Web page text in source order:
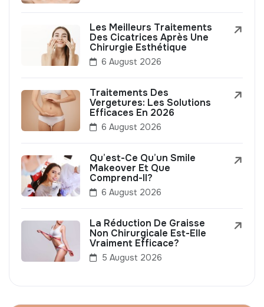
Les Meilleurs Traitements
Des Cicatrices Après Une
Chirurgie Esthétique
6 August 2026
Traitements Des
Vergetures: Les Solutions
Efficaces En 2026
6 August 2026
Qu’est-Ce Qu’un Smile
Makeover Et Que
Comprend-Il?
6 August 2026
La Réduction De Graisse
Non Chirurgicale Est-Elle
Vraiment Efficace?
5 August 2026